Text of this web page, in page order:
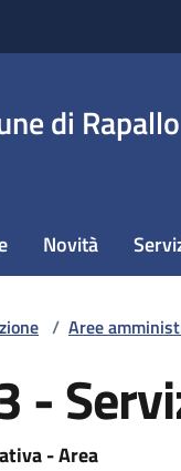
di Rapallo
Novità
/ Aree
-
- Area